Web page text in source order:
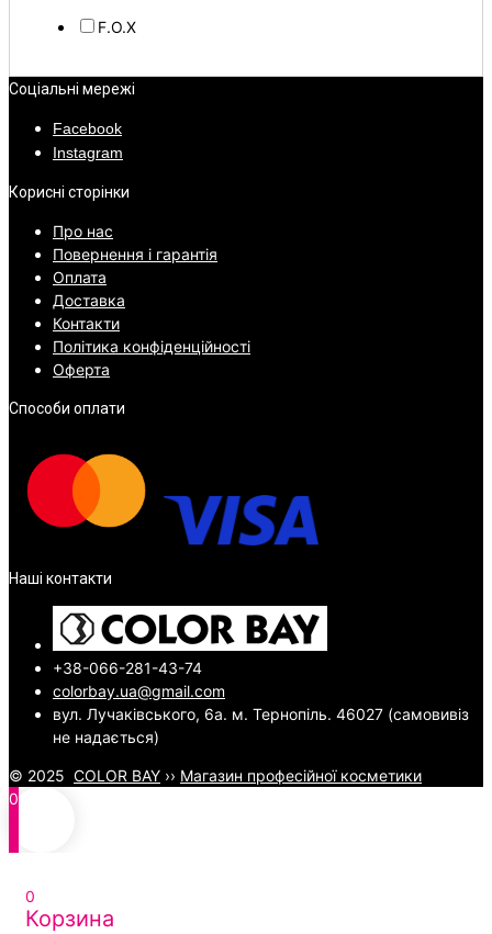
F.O.X
Соціальні мережі
Facebook
Instagram
Корисні сторінки
Про нас
Повернення і гарантія
Оплата
Доставка
Контакти
Політика конфіденційності
Оферта
Способи оплати
Наші контакти
+38-066-281-43-74
colorbay.ua@gmail.com
вул. Лучаківського, 6а. м. Тернопіль. 46027 (самовивіз
не надається)
© 2025 COLOR BAY ›› Магазин професійної косметики
0
0
Корзина